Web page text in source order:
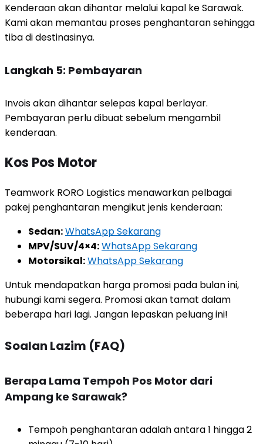
Kenderaan akan dihantar melalui kapal ke Sarawak.
Kami akan memantau proses penghantaran sehingga
tiba di destinasinya.
Langkah 5: Pembayaran
Invois akan dihantar selepas kapal berlayar.
Pembayaran perlu dibuat sebelum mengambil
kenderaan.
Kos Pos Motor
Teamwork RORO Logistics menawarkan pelbagai
pakej penghantaran mengikut jenis kenderaan:
Sedan:WhatsApp Sekarang
MPV/SUV/4×4:WhatsApp Sekarang
Motorsikal:WhatsApp Sekarang
Untuk mendapatkan harga promosi pada bulan ini,
hubungi kami segera. Promosi akan tamat dalam
beberapa hari lagi. Jangan lepaskan peluang ini!
Soalan Lazim (FAQ)
Berapa Lama Tempoh Pos Motor dari
Ampang ke Sarawak?
Tempoh penghantaran adalah antara 1 hingga 2